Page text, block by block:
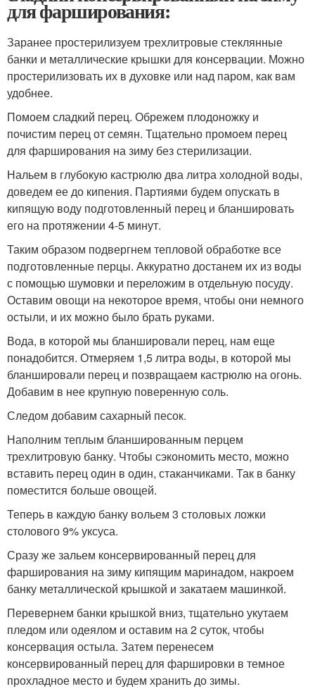
для фарширования:
Заранее простерилизуем трехлитровые стеклянные
банки и металлические крышки для консервации. Можно
простерилизовать их в духовке или над паром, как вам
удобнее.
Помоем сладкий перец. Обрежем плодоножку и
почистим перец от семян. Тщательно промоем перец
для фарширования на зиму без стерилизации.
Нальем в глубокую кастрюлю два литра холодной воды,
доведем ее до кипения. Партиями будем опускать в
кипящую воду подготовленный перец и бланшировать
его на протяжении 4-5 минут.
Таким образом подвергнем тепловой обработке все
подготовленные перцы. Аккуратно достанем их из воды
с помощью шумовки и переложим в отдельную посуду.
Оставим овощи на некоторое время, чтобы они немного
остыли, и их можно было брать руками.
Вода, в которой мы бланшировали перец, нам еще
понадобится. Отмеряем 1,5 литра воды, в которой мы
бланшировали перец и позвращаем кастрюлю на огонь.
Добавим в нее крупную поверенную соль.
Следом добавим сахарный песок.
Наполним теплым бланшированным перцем
трехлитровую банку. Чтобы сэкономить место, можно
вставить перец один в один, стаканчиками. Так в банку
поместится больше овощей.
Теперь в каждую банку вольем 3 столовых ложки
столового 9% уксуса.
Сразу же зальем консервированный перец для
фарширования на зиму кипящим маринадом, накроем
банку металлической крышкой и закатаем машинкой.
Перевернем банки крышкой вниз, тщательно укутаем
пледом или одеялом и оставим на 2 суток, чтобы
консервация остыла. Затем перенесем
консервированный перец для фаршировки в темное
прохладное место и будем хранить до зимы.